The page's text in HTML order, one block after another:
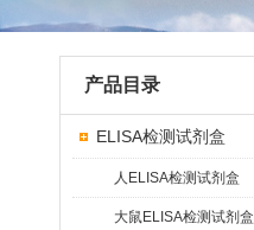
产品目录
ELISA检测试剂盒
人ELISA检测试剂盒
大鼠ELISA检测试剂盒